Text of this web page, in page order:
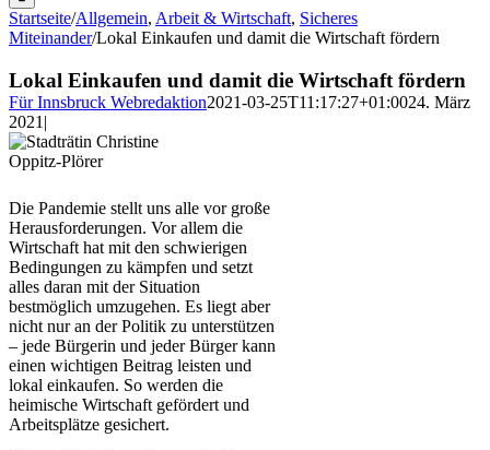
Startseite/Allgemein, Arbeit & Wirtschaft, Sicheres
Miteinander/Lokal Einkaufen und damit die Wirtschaft fördern
Lokal Einkaufen und damit die Wirtschaft fördern
Für Innsbruck Webredaktion2021-03-25T11:17:27+01:0024. März
2021 |
Die Pandemie stellt uns alle vor große
Herausforderungen. Vor allem die
Wirtschaft hat mit den schwierigen
Bedingungen zu kämpfen und setzt
alles daran mit der Situation
bestmöglich umzugehen. Es liegt aber
nicht nur an der Politik zu unterstützen
– jede Bürgerin und jeder Bürger kann
einen wichtigen Beitrag leisten und
lokal einkaufen. So werden die
heimische Wirtschaft gefördert und
Arbeitsplätze gesichert.